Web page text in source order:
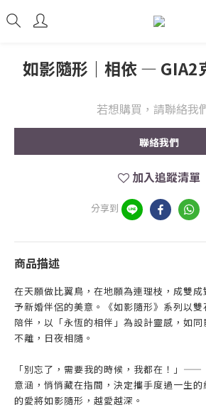
如影隨形｜相依 — GIA2
若想購買，請聯絡我
聯絡我們
加入追蹤清單
分享到
商品描述
在天願做比翼鳥，在地願為連理枝，成雙
予新婚伴侶的美意。《如影隨形》系列以
陪伴，以「永恆的相伴」為設計靈感，如
不離，日夜相隨。
「別忘了，需要我的時候，我都在！」——
意涵，悄悄藏在指間，決定攜手度過一生
的愛將如影隨形，越愛越深。